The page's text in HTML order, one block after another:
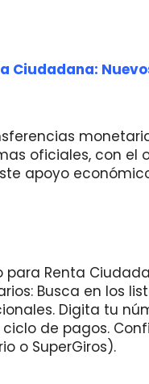
Ciudadana:
oficiales, con
apoyo
para Renta
Busca en los
Digita tu
de pagos.
o SuperGiros).